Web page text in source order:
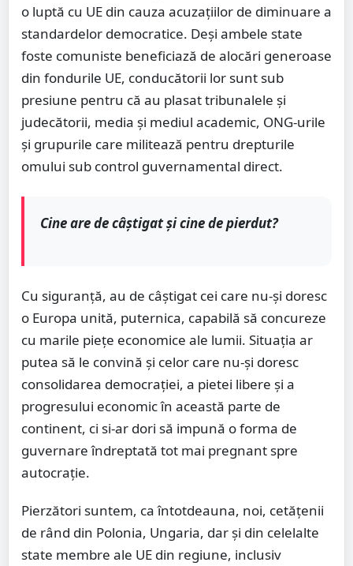
o luptă cu UE din cauza acuzaţiilor de diminuare a
standardelor democratice. Deşi ambele state
foste comuniste beneficiază de alocări generoase
din fondurile UE, conducătorii lor sunt sub
presiune pentru că au plasat tribunalele şi
judecătorii, media şi mediul academic, ONG-urile
şi grupurile care militează pentru drepturile
omului sub control guvernamental direct.
Cine are de câștigat și cine de pierdut?
Cu siguranță, au de câștigat cei care nu-și doresc
o Europa unită, puternica, capabilă să concureze
cu marile piețe economice ale lumii. Situația ar
putea să le convină și celor care nu-și doresc
consolidarea democrației, a pietei libere și a
progresului economic în această parte de
continent, ci si-ar dori să impună o forma de
guvernare îndreptată tot mai pregnant spre
autocrație.
Pierzători suntem, ca întotdeauna, noi, cetățenii
de rând din Polonia, Ungaria, dar și din celelalte
state membre ale UE din regiune, inclusiv